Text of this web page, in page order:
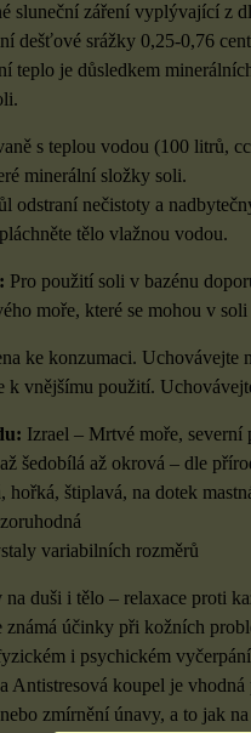
sluneční záření vyplývající z
dešťové srážky 0,25-0,76
teplo je důsledkem
s teplou vodou (100 litrů,
minerální složky soli.
odstraní nečistoty a
tělo vlažnou vodou.
Pro použití soli v bazénu
moře, které se mohou v
ke konzumaci.
k vnějšímu použití.
Izrael – Mrtvé moře, severní
šedobílá až okrová – dle
hořká, štiplavá, na dotek
variabilních rozměrů
duši i tělo – relaxace proti
známá účinky při kožních
i psychickém vyčerpání
Antistresová koupel je vhodná
zmírnění únavy, a to jak